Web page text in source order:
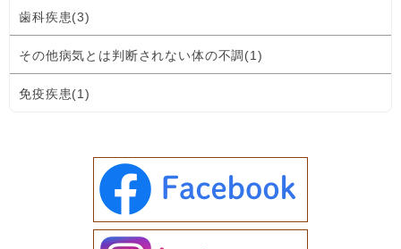
歯科疾患(3)
その他病気とは判断されない体の不調(1)
免疫疾患(1)